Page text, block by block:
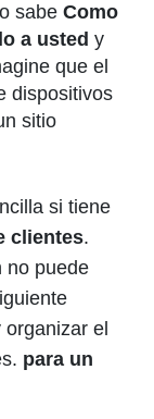
sabe Como
a usted y
que el
dispositivos
sitio
si tiene
clientes.
no puede
el
para un